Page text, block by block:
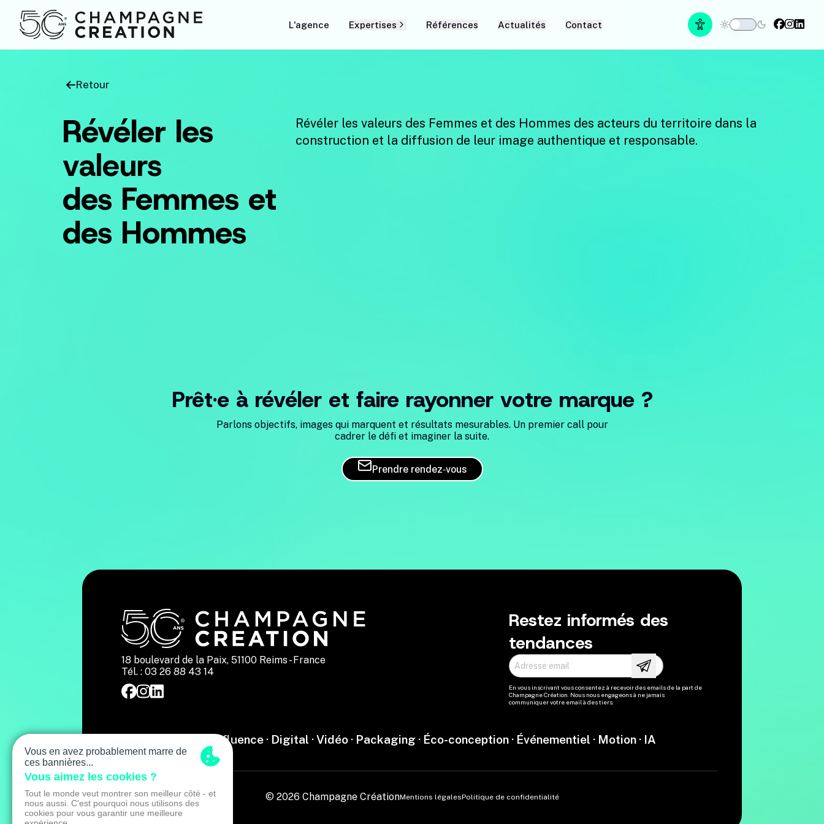
L'agence Expertises Références Actualités Contact
Retour
Révéler les
valeurs
des Femmes et
des Hommes
Révéler les valeurs des Femmes et des Hommes des acteurs du territoire dans la
construction et la diffusion de leur image authentique et responsable.
Prêt·e à révéler et faire rayonner votre marque ?
Parlons objectifs, images qui marquent et résultats mesurables. Un premier call pour
cadrer le défi et imaginer la suite.
Prendre rendez‑vous
18 boulevard de la Paix, 51100 Reims - France
Tél. : 03 26 88 43 14
Restez informés des
tendances
Adresse email
En vous inscrivant vous consentez à recevoir des emails de la part de
Champagne Création. Nous nous engageons à ne jamais
communiquer votre email à des tiers.
Branding · Social & Influence · Digital · Vidéo · Packaging · Éco-conception · Événementiel · Motion · IA
générative
© 2026 Champagne CréationMentions légalesPolitique de confidentialité